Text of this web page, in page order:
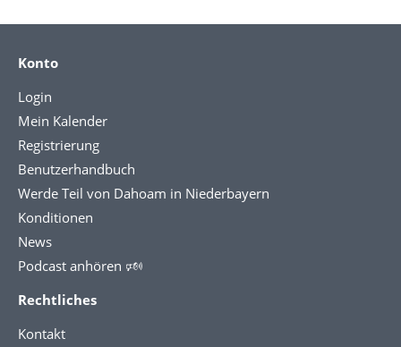
Konto
Login
Mein Kalender
Registrierung
Benutzerhandbuch
Werde Teil von Dahoam in Niederbayern
Konditionen
News
Podcast anhören 🕬
Rechtliches
Kontakt